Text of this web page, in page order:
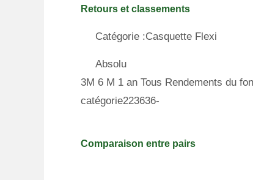
Retours et classements
Catégorie :Casquette Flexi
Absolu
3M 6 M 1 an Tous Rendements du
catégorie223636-
Comparaison entre pairs